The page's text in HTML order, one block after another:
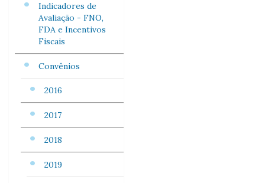
Indicadores de
Avaliação - FNO,
FDA e Incentivos
Fiscais
Convênios
2016
2017
2018
2019